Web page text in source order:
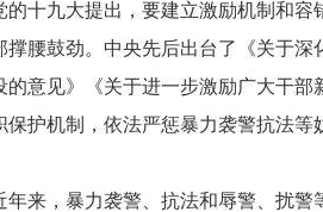
十九大提出，要建立激励机制和
腰鼓劲。中央先后出台了《关于深
的意见》《关于进一步激励广大干
护机制，依法严惩暴力袭警抗法
年来，暴力袭警、抗法和辱警、扰